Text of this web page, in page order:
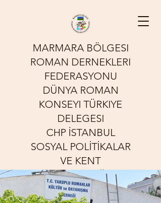
MARMARA BÖLGESI
ROMAN DERNEKLERI
FEDERASYONU
DÜNYA ROMAN
KONSEYI TÜRKIYE
DELEGESI
CHP İSTANBUL
SOSYAL POLİTİKALAR
VE KENT
YOKSULLUĞU
KOMİSYONU